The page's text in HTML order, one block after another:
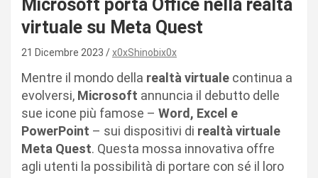
Microsoft porta Office nella realtà
virtuale su Meta Quest
21 Dicembre 2023 x0xShinobix0x
Mentre il mondo della realtà virtuale continua a
evolversi, Microsoft annuncia il debutto delle
sue icone più famose – Word, Excel e
PowerPoint – sui dispositivi di realtà virtuale
Meta Quest. Questa mossa innovativa offre
agli utenti la possibilità di portare con sé il loro